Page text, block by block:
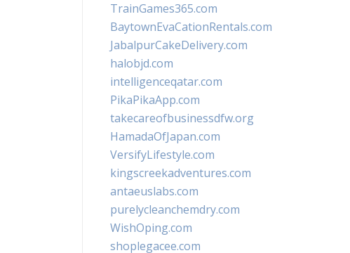
TrainGames365.com
BaytownEvaCationRentals.com
JabalpurCakeDelivery.com
halobjd.com
intelligenceqatar.com
PikaPikaApp.com
takecareofbusinessdfw.org
HamadaOfJapan.com
VersifyLifestyle.com
kingscreekadventures.com
antaeuslabs.com
purelycleanchemdry.com
WishOping.com
shoplegacee.com